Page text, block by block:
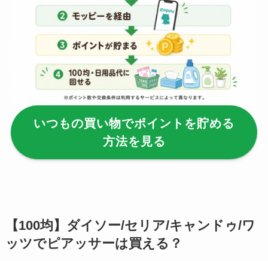
を解説！
【100均】ダイソー/
セリア等でフロアラ
バーほうきは買え
る？選び方＆使い方
を徹底ガイド！
【100均】ダイソー/
セリア等でハンディ
ファンカバーは買え
【100均】ダイソー/
セリア等で帽子クリ
ップは買える？使い
いつもの買い物でポイントを貯める
方法を見る
【100均】ダイソー/セリア/キャンドゥ/ワ
ッツでピアッサーは買える？